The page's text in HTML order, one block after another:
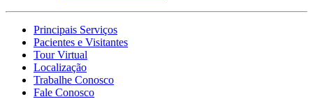
Principais Serviços
Pacientes e Visitantes
Tour Virtual
Localização
Trabalhe Conosco
Fale Conosco